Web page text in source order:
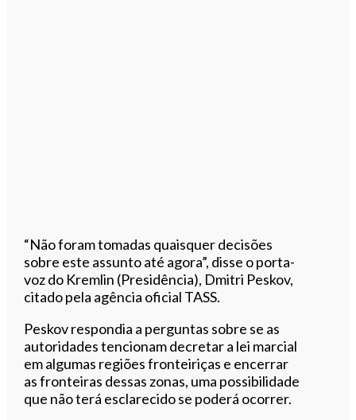
“Não foram tomadas quaisquer decisões
sobre este assunto até agora”, disse o porta-
voz do Kremlin (Presidência), Dmitri Peskov,
citado pela agência oficial TASS.
Peskov respondia a perguntas sobre se as
autoridades tencionam decretar a lei marcial
em algumas regiões fronteiriças e encerrar
as fronteiras dessas zonas, uma possibilidade
que não terá esclarecido se poderá ocorrer.